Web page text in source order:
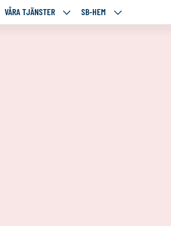
VÅRA TJÄNSTER
VÅRASB-HEM
SB-